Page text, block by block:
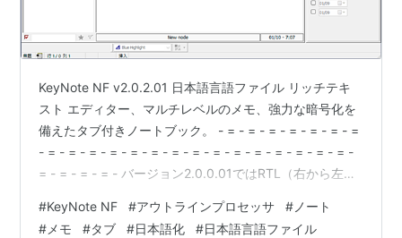
KeyNote NF v2.0.2.01 日本語言語ファイル リッチテキ
スト エディター、マルチレベルのメモ、強力な暗号化を
備えたタブ付きノートブック。 - = - = - = - = - = - = - =
- = - = - = - = - = - = - = - = - = - = - = - = - = - = - = -
= - = - = - = - バージョン2.0.0.01ではRTL（右から左）
善や修正が含まれています。 - = - = - = - = - = - = - = -
#KeyNote NF #アウトラインプロセッサ # ノート
# メモ #タブ #日本語化 #日本語言語ファイル